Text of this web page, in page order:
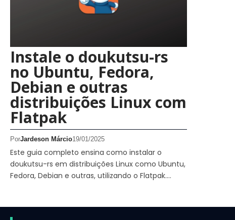
Instale o doukutsu-rs
no Ubuntu, Fedora,
Debian e outras
distribuições Linux com
Flatpak
PorJardeson Márcio19/01/2025
Este guia completo ensina como instalar o
doukutsu-rs em distribuições Linux como Ubuntu,
Fedora, Debian e outras, utilizando o Flatpak.…